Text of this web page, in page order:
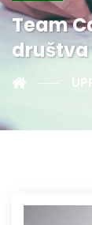
Team
društva